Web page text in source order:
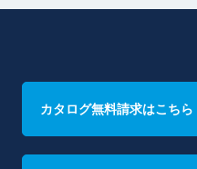
カタログ無料請求はこちら